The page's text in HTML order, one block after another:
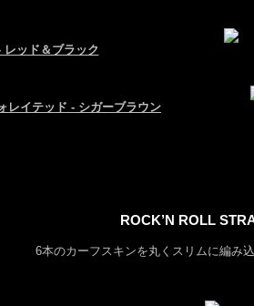
レッド＆ブラック
レイテッド - シガーブラウン
ROCK’N ROLL
6本のカーフスキンを丸くスリムに編み